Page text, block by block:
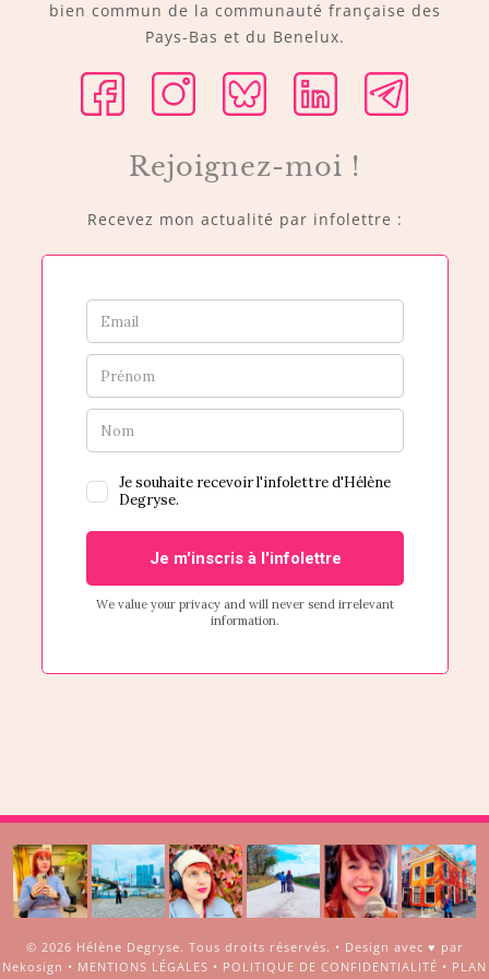
bien commun de la communauté française des
Pays-Bas et du Benelux.
Rejoignez-moi !
Recevez mon actualité par infolettre :
© 2026 Hélène Degryse. Tous droits réservés. • Design avec ♥ par
Nekosign • MENTIONS LÉGALES • POLITIQUE DE CONFIDENTIALITÉ • PLAN